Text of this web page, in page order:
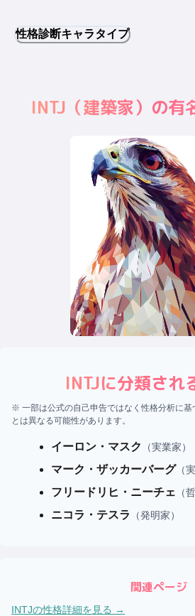
性格診断キャラタイプ
INTJ （建築家）の有
INTJに分類され
※ 一部は公式の自己申告ではなく性格分析に
とは異なる可能性があります。
イーロン・マスク （実業家）
マーク・ザッカーバーグ（
フリードリヒ・ニーチェ （
ニコラ・テスラ （発明家）
関連ページ
INTJの性格詳細を見る →